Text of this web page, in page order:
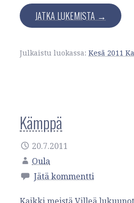
JATKA LUKEMISTA →
Julkaistu luokassa: Kesä 2011
Kämppä
20.7.2011
Oula
Jätä kommentti
Kaikki meistä Villeä